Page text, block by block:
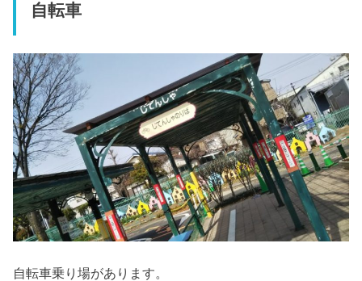
自転車
自転車乗り場があります。